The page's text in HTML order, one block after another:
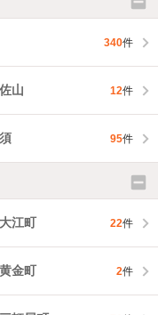
340件
山 12件
95件
江町 22件
金町 2件